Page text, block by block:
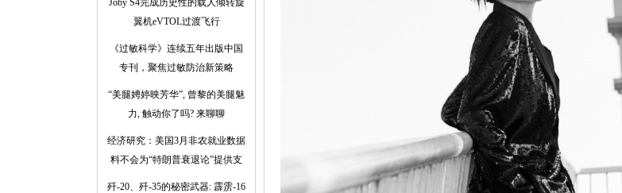
Joby S4完成历史性的载人倾转旋
翼机eVTOL过渡飞行
《过敏科学》连续五年出版中国
专刊，聚焦过敏防治新策略
“美腿娉婷映芳华”, 曾黎的美腿魅
力, 触动你了吗? 来聊聊
经济研究：美国3月非农就业数据
料不会为“特朗普衰退论”提供支
歼-20、歼-35的秘密武器: 霹雳-16